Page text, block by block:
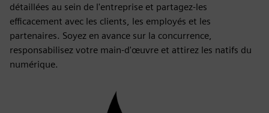
détaillées au sein de l'entreprise et partagez-les
efficacement avec les clients, les employés et les
partenaires. Soyez en avance sur la concurrence,
responsabilisez votre main-d'œuvre et attirez les natifs du
numérique.